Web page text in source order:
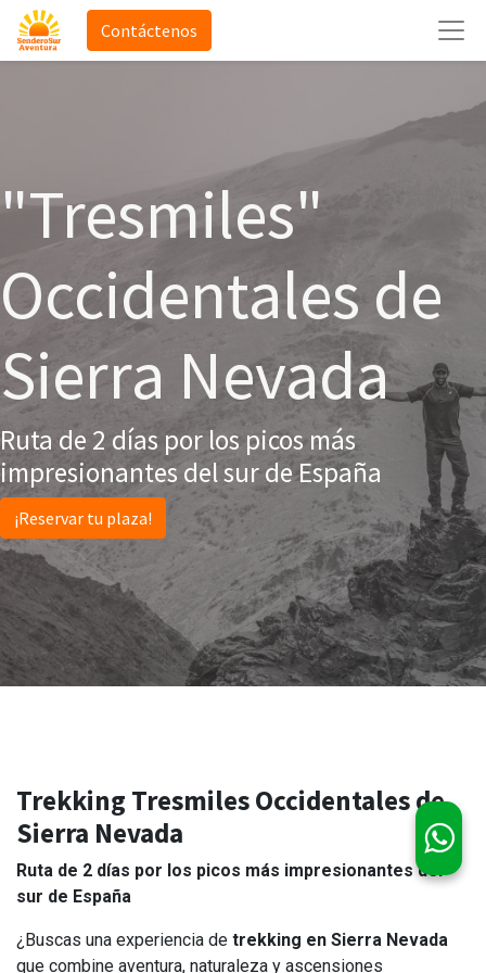
Contáctenos
"Tresmiles"
Occidentales de
Sierra Nevada
Ruta de 2 días por los picos más
impresionantes del sur de España ​
¡Reservar tu plaza!
Trekking Tresmiles Occidentales de
Sierra Nevada
Ruta de 2 días por los picos más impresionantes del
sur de España
¿Buscas una experiencia de trekking en Sierra Nevada
que combine aventura, naturaleza y ascensiones